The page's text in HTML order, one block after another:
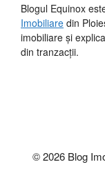
Blogul Equinox
Imobiliare din
imobiliare și
din tranzacții.
© 2026 Blog